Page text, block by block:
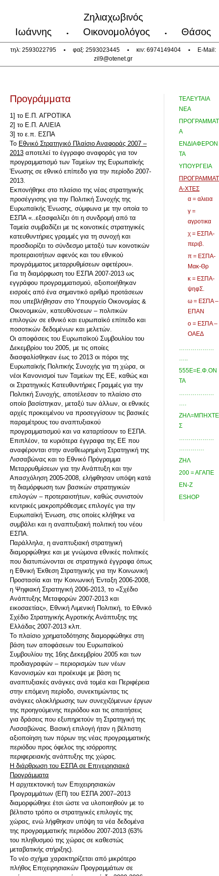
Ζηλιαχωβινός
Ιωάννης
• Οικονομολόγος • Θάσος
τηλ: 2593022795 • φαξ: 2593023445 • κιν: 6974149404 •
E-Mail:
zil9@otenet.gr
Προγράμματα
1] το Ε.Π. ΑΓΡΟΤΙΚΑ
2] το Ε.Π. ΑΛΙΕΙΑ
3] το ε.π. ΕΣΠΑ
To Εθνικό Στρατηγικό Πλαίσιο Αναφοράς 2007 –
2013 αποτελεί το έγγραφο αναφοράς για τον
προγραμματισμό των Ταμείων της Ευρωπαϊκής
Ένωσης σε εθνικό επίπεδο για την περίοδο 2007-
2013.
Εκπονήθηκε στο πλαίσιο της νέας στρατηγικής
προσέγγισης για την Πολιτική Συνοχής της
Ευρωπαϊκής Ένωσης, σύμφωνα με την οποία το
ΕΣΠΑ «..εξασφαλίζει ότι η συνδρομή από τα
Ταμεία συμβαδίζει με τις κοινοτικές στρατηγικές
κατευθυντήριες γραμμές για τη συνοχή και
προσδιορίζει το σύνδεσμο μεταξύ των κοινοτικών
προτεραιοτήτων αφενός και του εθνικού
προγράμματος μεταρρυθμίσεων αφετέρου».
Για τη διαμόρφωση του ΕΣΠΑ 2007-2013 ως
εγγράφου προγραμματισμού, αξιοποιήθηκαν
εισροές από ένα σημαντικό αριθμό προτάσεων
που υπεβλήθησαν στο Υπουργείο Οικονομίας &
Οικονομικών, κατευθύνσεων – πολιτικών
επιλογών σε εθνικό και ευρωπαϊκό επίπεδο και
ποσοτικών δεδομένων και μελετών.
Οι αποφάσεις του Ευρωπαϊκού Συμβουλίου του
Δεκεμβρίου του 2005, με τις οποίες
διασφαλίσθηκαν έως το 2013 οι πόροι της
Ευρωπαϊκής Πολιτικής Συνοχής για τη χώρα, οι
νέοι Κανονισμοί των Ταμείων της ΕΕ, καθώς και
οι Στρατηγικές Κατευθυντήριες Γραμμές για την
Πολιτική Συνοχής, αποτέλεσαν το πλαίσιο στο
οποίο βασίστηκαν, μεταξύ των άλλων, οι εθνικές
αρχές προκειμένου να προσεγγίσουν τις βασικές
παραμέτρους του αναπτυξιακού
προγραμματισμού και να καταρτίσουν το ΕΣΠΑ.
Επιπλέον, τα κυριότερα έγγραφα της ΕΕ που
αναφέρονται στην αναθεωρημένη Στρατηγική της
Λισσαβώνας και το Εθνικό Πρόγραμμα
Μεταρρυθμίσεων για την Ανάπτυξη και την
Απασχόληση 2005-2008, ελήφθησαν υπόψη κατά
τη διαμόρφωση των βασικών στρατηγικών
επιλογών – προτεραιοτήτων, καθώς συνιστούν
κεντρικές μακροπρόθεσμες επιλογές για την
Ευρωπαϊκή Ένωση, στις οποίες κλήθηκε να
συμβάλει και η αναπτυξιακή πολιτική του νέου
ΕΣΠΑ.
Παράλληλα, η αναπτυξιακή στρατηγική
διαμορφώθηκε και με γνώμονα εθνικές πολιτικές
που διατυπώνονται σε στρατηγικά έγγραφα όπως
η Εθνική Έκθεση Στρατηγικής για την Κοινωνική
Προστασία και την Κοινωνική Ένταξη 2006-2008,
η Ψηφιακή Στρατηγική 2006-2013, το «Σχέδιο
Ανάπτυξης Μεταφορών 2007-2013 και
εικοσαετίας», Εθνική Λιμενική Πολιτική, το Εθνικό
Σχέδιο Στρατηγικής Αγροτικής Ανάπτυξης της
Ελλάδας 2007-2013 κλπ.
Το πλαίσιο χρηματοδότησης διαμορφώθηκε στη
βάση των αποφάσεων του Ευρωπαϊκού
Συμβουλίου της 16ης Δεκεμβρίου 2005 και των
προδιαγραφών – περιορισμών των νέων
Κανονισμών και προέκυψε με βάση τις
αναπτυξιακές ανάγκες ανά τομέα και Περιφέρεια
στην επόμενη περίοδο, συνεκτιμώντας τις
ανάγκες ολοκλήρωσης των συνεχιζόμενων έργων
της προηγούμενης περιόδου και τις απαιτήσεις
για δράσεις που εξυπηρετούν τη Στρατηγική της
Λισσαβώνας. Βασική επιλογή ήταν η βέλτιστη
αξιοποίηση των πόρων της νέας προγραμματικής
περιόδου προς όφελος της ισόρροπης
περιφερειακής ανάπτυξης της χώρας.
Η διάρθρωση του ΕΣΠΑ σε Επιχειρησιακά
Προγράμματα
Η αρχιτεκτονική των Επιχειρησιακών
Προγραμμάτων (ΕΠ) του ΕΣΠΑ 2007–2013
διαμορφώθηκε έτσι ώστε να υλοποιηθούν με το
βέλτιστο τρόπο οι στρατηγικές επιλογές της
χώρας, ενώ λήφθηκαν υπόψη τα νέα δεδομένα
της προγραμματικής περιόδου 2007-2013 (63%
του πληθυσμού της χώρας σε καθεστώς
μεταβατικής στήριξης).
Το νέο σχήμα χαρακτηρίζεται από μικρότερο
πλήθος Επιχειρησιακών Προγραμμάτων σε
ΤΕΛΕΥΤΑΙΑ
ΝΕΑ
ΠΡΟΓΡΑΜΜΑΤ
Α
ΕΝΔΙΑΦΕΡΟΝ
ΤΑ
ΥΠΟΥΡΓΕΙΑ
ΠΡΟΓΡΑΜΜΑΤ
Α-ΧΤΕΣ
α = αλιεια
γ =
αγροτικα
χ = ΕΣΠΑ-
περιβ.
π = ΕΣΠΑ-
Μακ-Θρ
κ = ΕΣΠΑ-
ψηφΣ.
ω = ΕΣΠΑ –
ΕΠΑΝ
ο = ΕΣΠΑ –
ΟΑΕΔ
………………
…..
555Ε=Ε.Φ.ΟΝ
ΤΑ
………………
….
ΖΗΛ=ΜΠΗΧΤΕ
Σ
………………
………….
ΖΗΛ
200 = ΑΓΑΠΕ
ΕΝ-Ζ
ESHOP